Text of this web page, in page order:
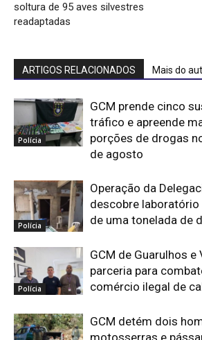
soltura de 95 aves silvestres
readaptadas
ARTIGOS RELACIONADOS Mais do
Polícia
GCM prende cinco
tráfico e apreende
porções de drogas
de agosto
Polícia
Operação da
descobre laboratório
de uma tonelada de
Polícia
GCM de Guarulhos
parceria para
comércio ilegal de
GCM detém dois